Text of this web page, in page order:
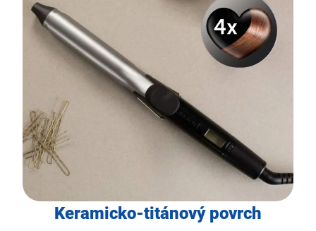
Keramicko-titánový povrch